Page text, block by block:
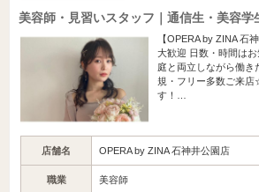
美容師・見習いスタッフ｜通信生・美容学
【OPERA by ZINA 石
大歓迎 日数・時間は
庭と両立しながら働き
規・フリー多数ご来
す！…
店舗名 OPERA by ZINA 石神井公園店
職業 美容師